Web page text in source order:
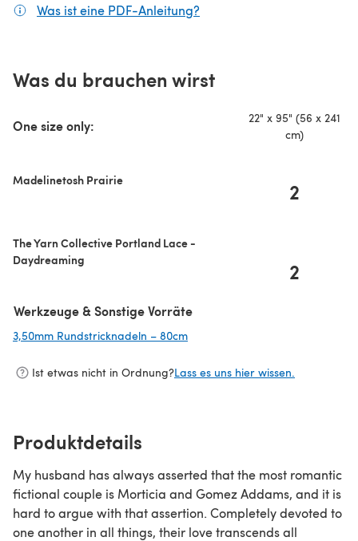
Was ist eine PDF-Anleitung?
Was du brauchen wirst
One size only:
22" x 95" (56 x 241
cm)
Madelinetosh Prairie 2
The Yarn Collective Portland Lace -
Daydreaming
2
Werkzeuge & Sonstige Vorräte
3,50mm Rundstricknadeln – 80cm
Ist etwas nicht in Ordnung?Lass es uns hier wissen.
Produktdetails
My husband has always asserted that the most romantic
fictional couple is Morticia and Gomez Addams, and it is
hard to argue with that assertion. Completely devoted to
one another in all things, their love transcends all